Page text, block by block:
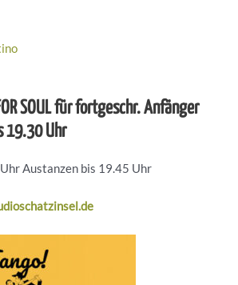
SOUL für fortgeschr. Anfänger
19.30 Uhr
Austanzen bis 19.45 Uhr